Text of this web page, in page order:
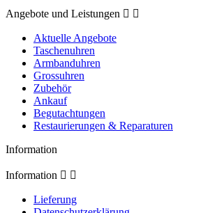
Angebote und Leistungen  
Aktuelle Angebote
Taschenuhren
Armbanduhren
Grossuhren
Zubehör
Ankauf
Begutachtungen
Restaurierungen & Reparaturen
Information
Information  
Lieferung